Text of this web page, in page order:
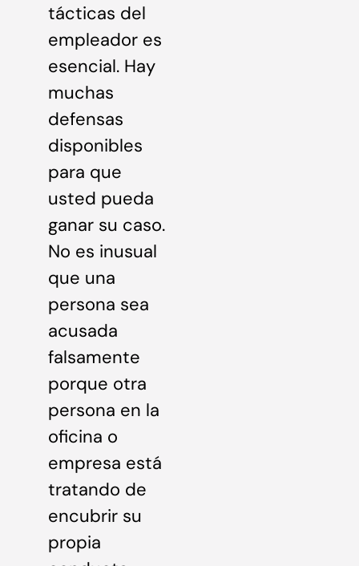
tácticas del
empleador es
esencial. Hay
muchas
defensas
disponibles
para que
usted pueda
ganar su caso.
No es inusual
que una
persona sea
acusada
falsamente
porque otra
persona en la
oficina o
empresa está
tratando de
encubrir su
propia